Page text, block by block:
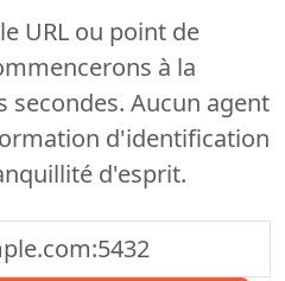
URL ou point de
à la
secondes. Aucun agent
d'identification
d'esprit.